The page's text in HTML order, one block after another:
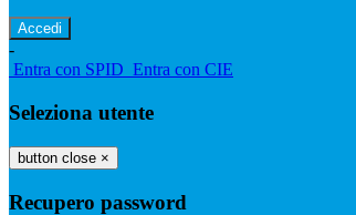
-
Entra con SPID Entra con CIE
Seleziona utente
button close ×
Recupero password